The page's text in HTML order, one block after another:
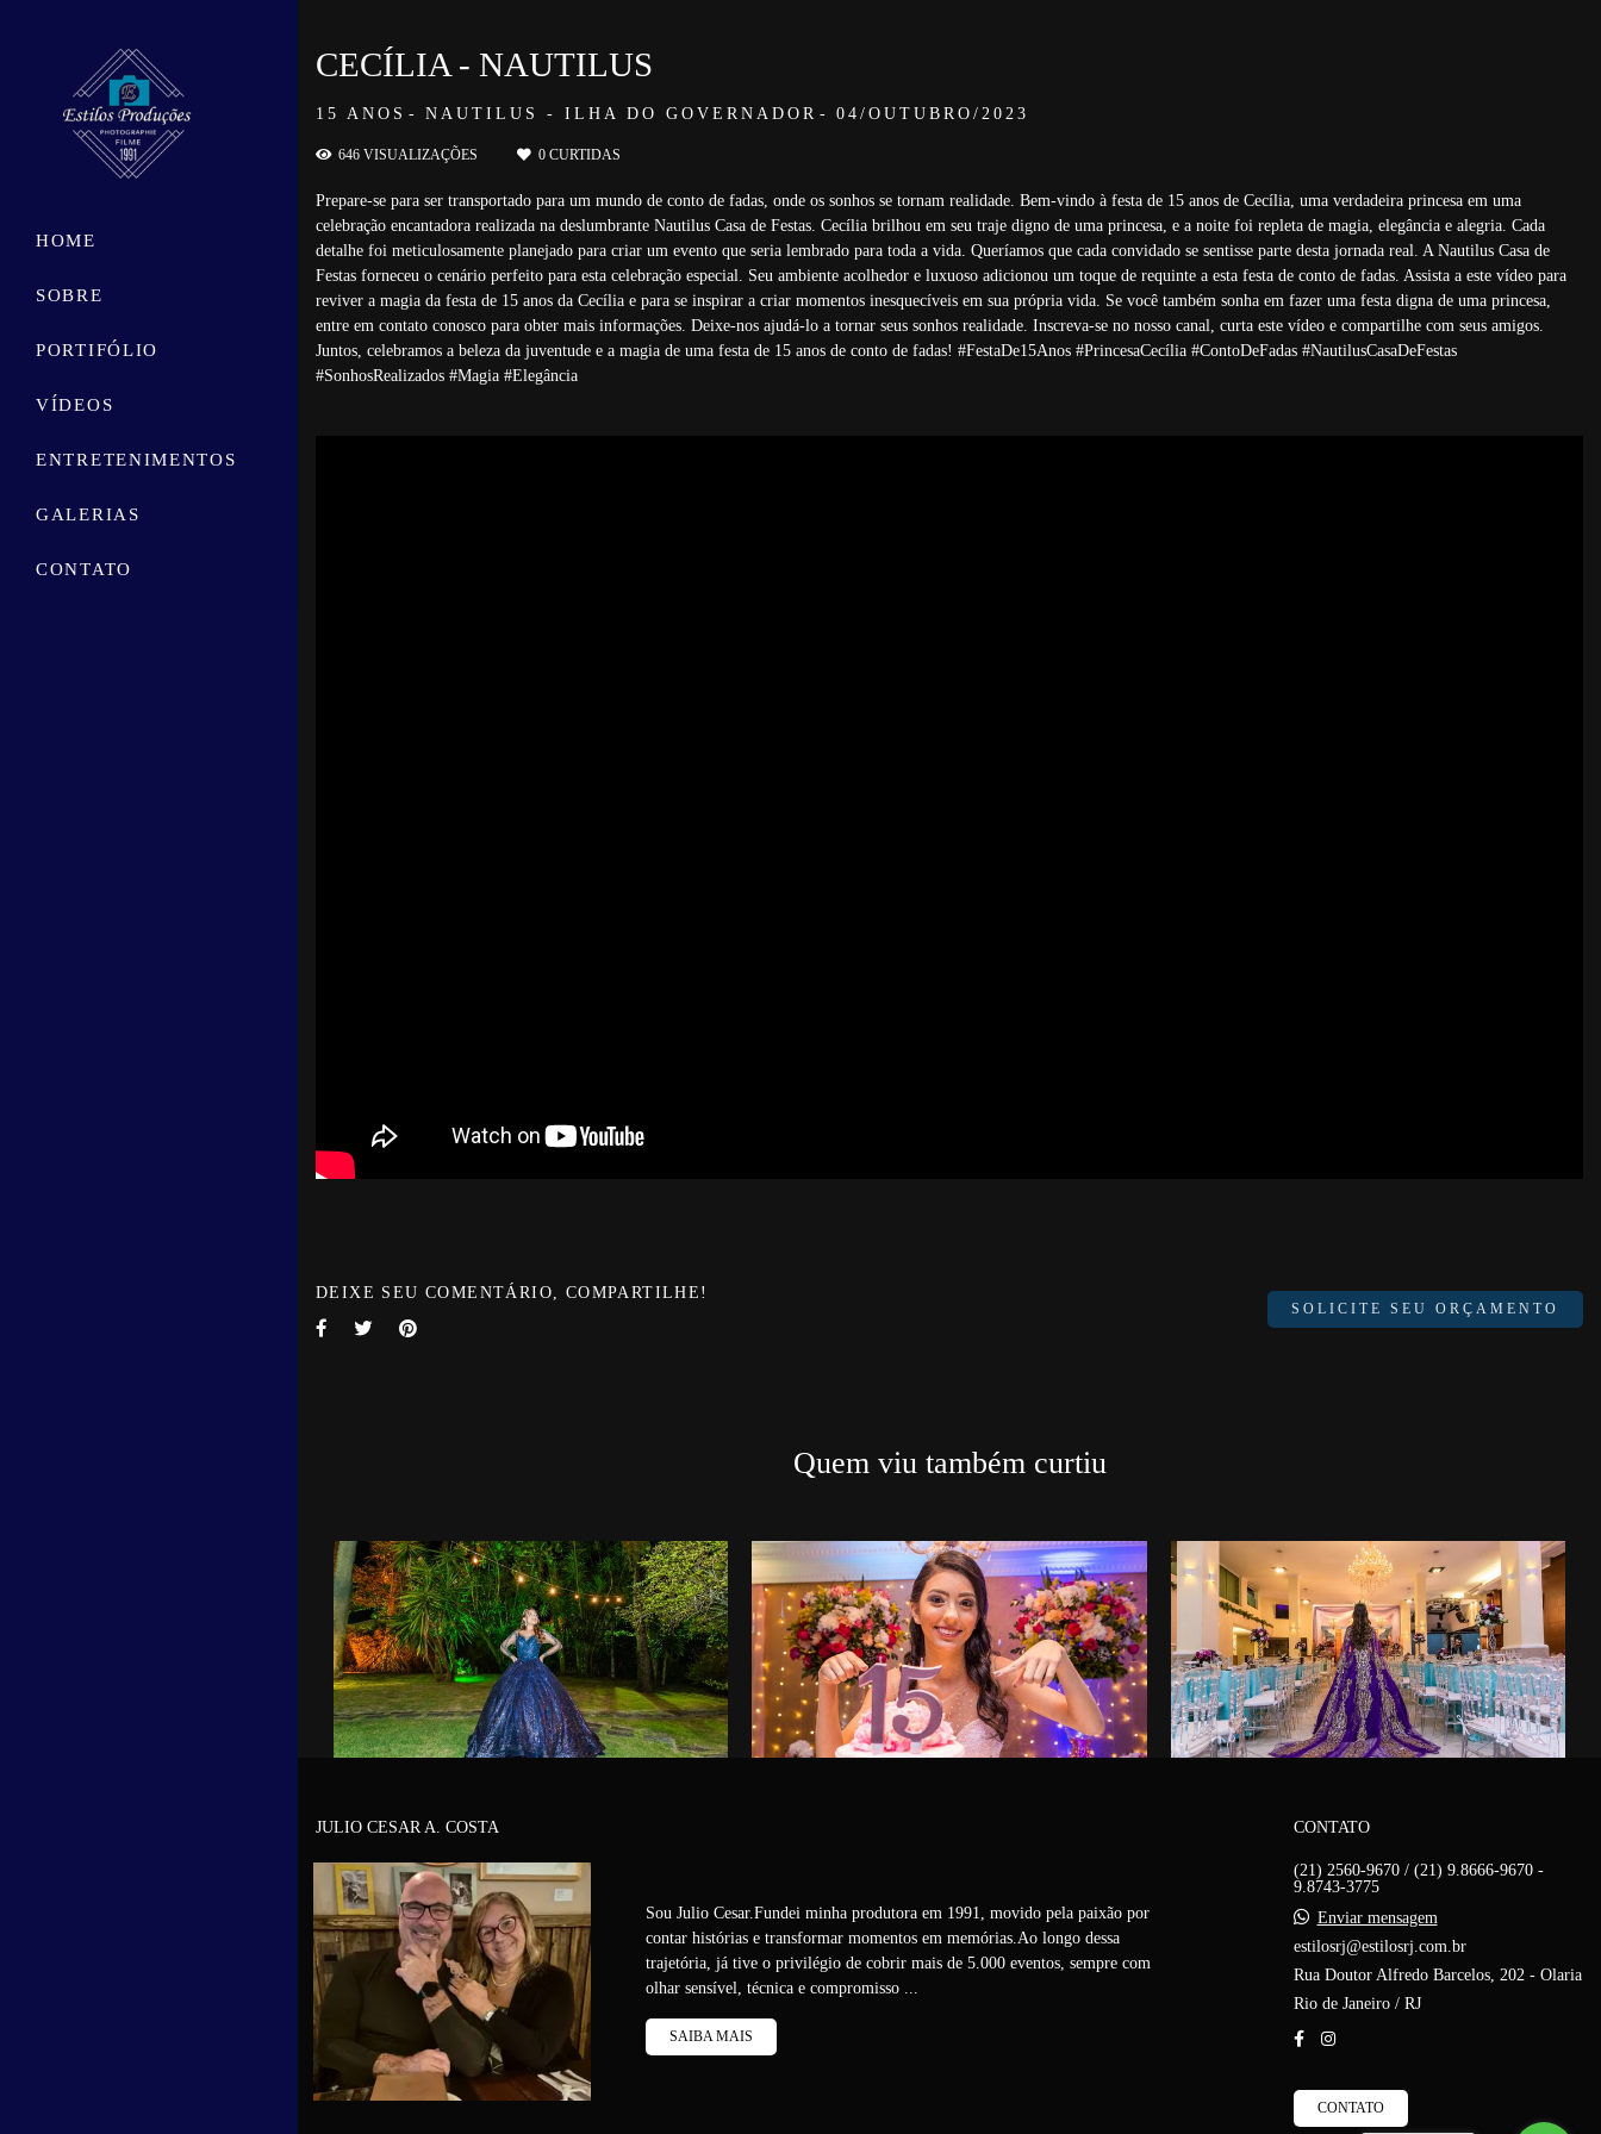
HOME
SOBRE
PORTIFÓLIO
VÍDEOS
ENTRETENIMENTOS
GALERIAS
CONTATO
15 ANOS NAUTILUS - ILHA DO GOVERNADOR 04/OUTUBRO/2023
CECÍLIA - NAUTILUS
646 VISUALIZAÇÕES 0 CURTIDAS
Prepare-se para ser transportado para um mundo de conto de fadas, onde os sonhos se tornam realidade. Bem-vindo à festa de 15 anos de Cecília, uma verdadeira princesa em uma
celebração encantadora realizada na deslumbrante Nautilus Casa de Festas. Cecília brilhou em seu traje digno de uma princesa, e a noite foi repleta de magia, elegância e alegria. Cada
detalhe foi meticulosamente planejado para criar um evento que seria lembrado para toda a vida. Queríamos que cada convidado se sentisse parte desta jornada real. A Nautilus Casa de
Festas forneceu o cenário perfeito para esta celebração especial. Seu ambiente acolhedor e luxuoso adicionou um toque de requinte a esta festa de conto de fadas. Assista a este vídeo para
reviver a magia da festa de 15 anos da Cecília e para se inspirar a criar momentos inesquecíveis em sua própria vida. Se você também sonha em fazer uma festa digna de uma princesa,
entre em contato conosco para obter mais informações. Deixe-nos ajudá-lo a tornar seus sonhos realidade. Inscreva-se no nosso canal, curta este vídeo e compartilhe com seus amigos.
Juntos, celebramos a beleza da juventude e a magia de uma festa de 15 anos de conto de fadas! #FestaDe15Anos #PrincesaCecília #ContoDeFadas #NautilusCasaDeFestas
#SonhosRealizados #Magia #Elegância
DEIXE SEU COMENTÁRIO, COMPARTILHE!
SOLICITE SEU ORÇAMENTO
Quem viu também curtiu
JULIO CESAR A. COSTA
Sou Julio Cesar.Fundei minha produtora em 1991, movido pela paixão por
contar histórias e transformar momentos em memórias.Ao longo dessa
trajetória, já tive o privilégio de cobrir mais de 5.000 eventos, sempre com
olhar sensível, técnica e compromisso ...
SAIBA MAIS
CONTATO
(21) 2560-9670 / (21) 9.8666-9670 -
9.8743-3775
Enviar mensagem
estilosrj@estilosrj.com.br
Rua Doutor Alfredo Barcelos, 202 - Olaria
Rio de Janeiro / RJ
CONTATO